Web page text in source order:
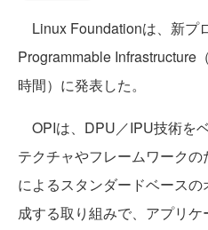
Linux Foundationは、新プ
Programmable Infrastructure
時間）に発表した。
OPIは、DPU／IPU技術を
テクチャやフレームワーク
によるスタンダードベース
成する取り組みで、アプリ